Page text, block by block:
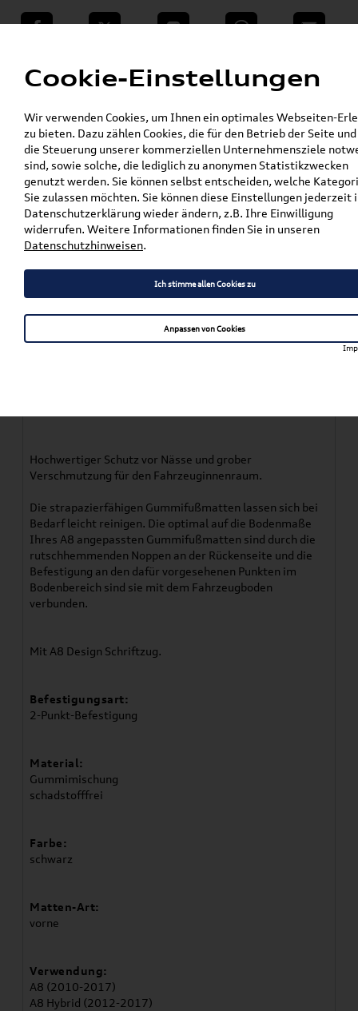
teilen Twitter Instagram WhatsApp E-Mail
VW Shop - VW Originalteile und Zubehör »
Audi Produkte » Audi Original Zubehör »
Komfort & Schutz » Fußmatten »
Original Audi Gummifußmatten » A8 / S8
»
Original Audi A8 (4H) Gummifußmatten Vorne
4H1061501 041
Gummifußmatten Vorne
4H1061501 041
Hochwertiger Schutz vor Nässe und grober
Verschmutzung für den Fahrzeuginnenraum.
Die strapazierfähigen Gummifußmatten lassen sich bei
Bedarf leicht reinigen. Die optimal auf die Bodenmaße
Ihres A8 angepassten Gummifußmatten sind durch die
rutschhemmenden Noppen an der Rückenseite und die
Befestigung an den dafür vorgesehenen Punkten im
Bodenbereich sind sie mit dem Fahrzeugboden
verbunden.
Mit A8 Design Schriftzug.
Befestigungsart:
2-Punkt-Befestigung
Material:
Gummimischung
schadstofffrei
Farbe:
schwarz
Matten-Art:
vorne
Verwendung:
A8 (2010-2017)
A8 Hybrid (2012-2017)
Cookie-Einstellungen
Wir verwenden Cookies, um Ihnen ein optimales Webseiten-
zu bieten. Dazu zählen Cookies, die für den Betrieb der Seite
die Steuerung unserer kommerziellen Unternehmensziele
sind, sowie solche, die lediglich zu anonymen Statistikzwecken
genutzt werden. Sie können selbst entscheiden, welche
Sie zulassen möchten. Sie können diese Einstellungen jederzeit
Datenschutzerklärung wieder ändern, z.B. Ihre Einwilligung
widerrufen. Weitere Informationen finden Sie in unseren
Datenschutzhinweisen.
Ich stimme allen Cookies zu
Anpassen von Cookies